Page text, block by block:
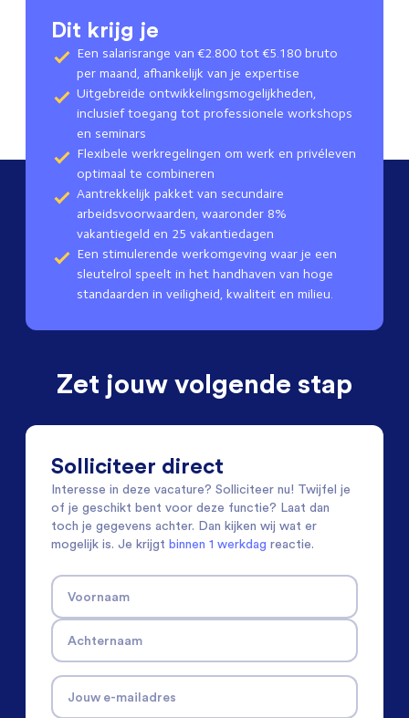
Dit krijg je
Een salarisrange van €2.800 tot €5.180 bruto
per maand, afhankelijk van je expertise
Uitgebreide ontwikkelingsmogelijkheden,
inclusief toegang tot professionele workshops
en seminars
Flexibele werkregelingen om werk en privéleven
optimaal te combineren
Aantrekkelijk pakket van secundaire
arbeidsvoorwaarden, waaronder 8%
vakantiegeld en 25 vakantiedagen
Een stimulerende werkomgeving waar je een
sleutelrol speelt in het handhaven van hoge
standaarden in veiligheid, kwaliteit en milieu.
Zet jouw volgende stap
Solliciteer direct
Interesse in deze vacature? Solliciteer nu! Twijfel je
of je geschikt bent voor deze functie? Laat dan
toch je gegevens achter. Dan kijken wij wat er
mogelijk is. Je krijgt binnen 1 werkdag reactie.
Voornaam
Achternaam
Jouw e-mailadres